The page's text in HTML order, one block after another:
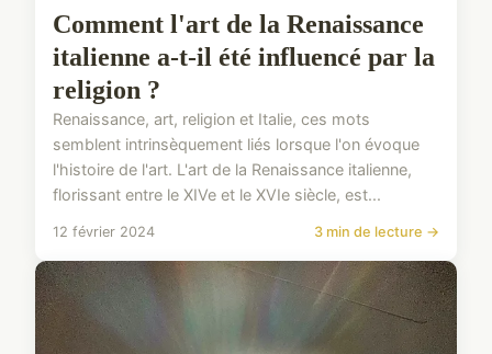
Comment l'art de la Renaissance
italienne a-t-il été influencé par la
religion ?
Renaissance, art, religion et Italie, ces mots
semblent intrinsèquement liés lorsque l'on évoque
l'histoire de l'art. L'art de la Renaissance italienne,
florissant entre le XIVe et le XVIe siècle, est...
12 février 2024 3 min de lecture →